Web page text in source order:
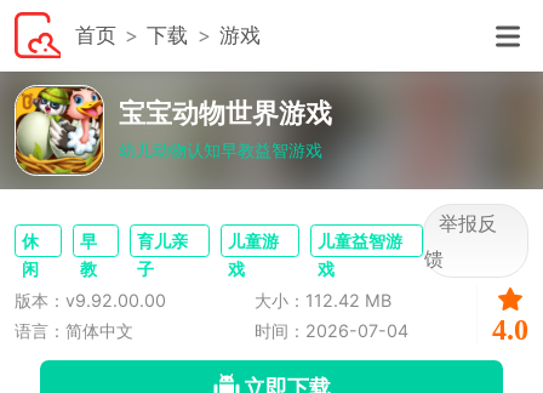
首页 下载 游戏
宝宝动物世界游戏
幼儿动物认知早教益智游戏
休
闲
早
教
育儿亲
子
儿童游
戏
儿童益智游
戏
举报反
馈
版本：v9.92.00.00
大小：112.42 MB
语言：简体中文
时间：2026-07-04 4.0
立即下载